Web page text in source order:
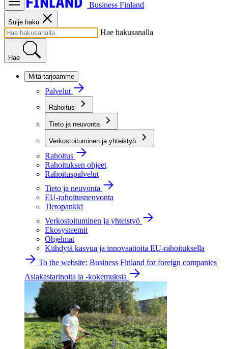
Business Finland
Sulje haku
Hae hakusanalla
Hae
Mitä tarjoamme
Palvelut
Rahoitus
Tieto ja neuvonta
Verkostoituminen ja yhteistyö
Rahoitus
Rahoituksen ohjeet
Rahoituspalvelut
Tieto ja neuvonta
EU-rahoitusneuvonta
Tietopankki
Verkostoituminen ja yhteistyö
Ekosysteemit
Ohjelmat
Kiihdytä kasvua ja innovaatioita EU-rahoituksella
To the website: Business Finland for foreign companies
Asiakastarinoita ja -kokemuksia